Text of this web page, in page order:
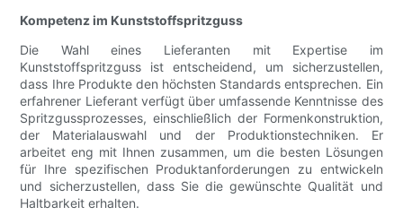
Kompetenz im Kunststoffspritzguss
Die Wahl eines Lieferanten mit Expertise im
Kunststoffspritzguss ist entscheidend, um sicherzustellen,
dass Ihre Produkte den höchsten Standards entsprechen. Ein
erfahrener Lieferant verfügt über umfassende Kenntnisse des
Spritzgussprozesses, einschließlich der Formenkonstruktion,
der Materialauswahl und der Produktionstechniken. Er
arbeitet eng mit Ihnen zusammen, um die besten Lösungen
für Ihre spezifischen Produktanforderungen zu entwickeln
und sicherzustellen, dass Sie die gewünschte Qualität und
Haltbarkeit erhalten.